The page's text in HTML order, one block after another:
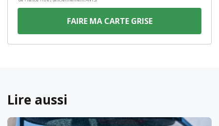
FAIRE MA CARTE GRISE
Lire aussi